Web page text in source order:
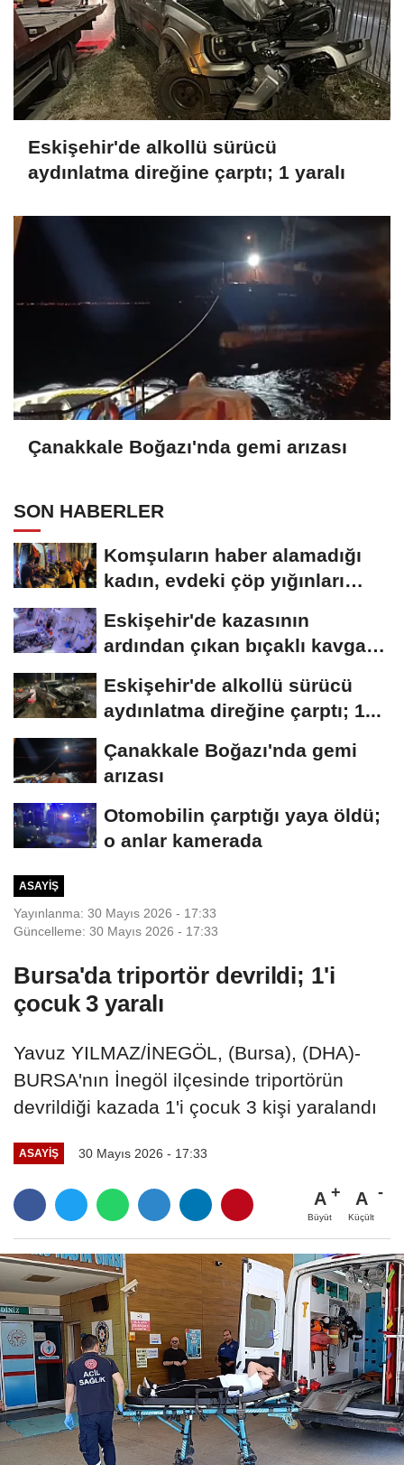
Eskişehir'de alkollü sürücü
aydınlatma direğine çarptı; 1 yaralı
Çanakkale Boğazı'nda gemi arızası
SON HABERLER
Komşuların haber alamadığı
kadın, evdeki çöp yığınları
Eskişehir'de kazasının
ardından çıkan bıçaklı kavga
Eskişehir'de alkollü sürücü
aydınlatma direğine çarptı; 1...
Çanakkale Boğazı'nda gemi
arızası
Otomobilin çarptığı yaya öldü;
o anlar kamerada
ASAYIŞ
Yayınlanma: 30 Mayıs 2026 - 17:33
Güncelleme: 30 Mayıs 2026 - 17:33
Bursa'da triportör devrildi; 1'i
çocuk 3 yaralı
Yavuz YILMAZ/İNEGÖL, (Bursa), (DHA)-
BURSA'nın İnegöl ilçesinde triportörün
devrildiği kazada 1'i çocuk 3 kişi yaralandı
ASAYIŞ 30 Mayıs 2026 - 17:33
A
Büyüt
A
Küçült